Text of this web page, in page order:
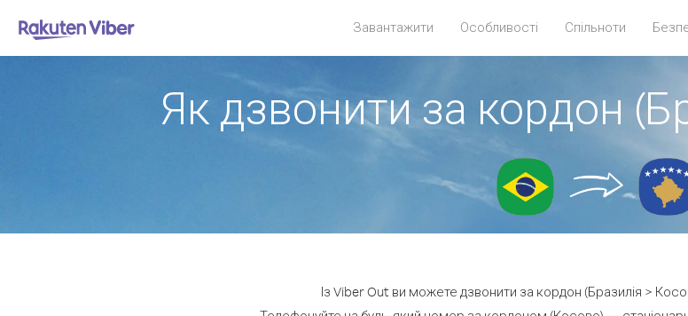
Завантажити Особливості Спільноти
Як дзвонити за кордон
Із Viber Out ви можете дзвонити за кордон (Бразилія >